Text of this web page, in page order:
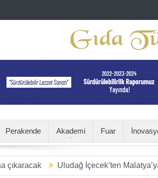
Perakende Akademi Fuar
Uludağ İçecek’ten Malatya’ya 2,5 milyar